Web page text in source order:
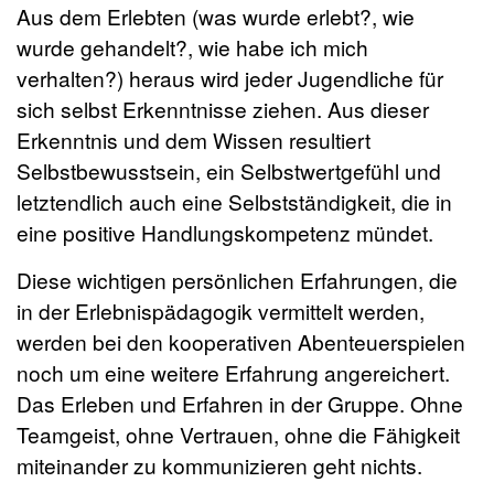
Aus dem Erlebten (was wurde erlebt?, wie
wurde gehandelt?, wie habe ich mich
verhalten?) heraus wird jeder Jugendliche für
sich selbst Erkenntnisse ziehen. Aus dieser
Erkenntnis und dem Wissen resultiert
Selbstbewusstsein, ein Selbstwertgefühl und
letztendlich auch eine Selbstständigkeit, die in
eine positive Handlungskompetenz mündet.
Diese wichtigen persönlichen Erfahrungen, die
in der Erlebnispädagogik vermittelt werden,
werden bei den kooperativen Abenteuerspielen
noch um eine weitere Erfahrung angereichert.
Das Erleben und Erfahren in der Gruppe. Ohne
Teamgeist, ohne Vertrauen, ohne die Fähigkeit
miteinander zu kommunizieren geht nichts.